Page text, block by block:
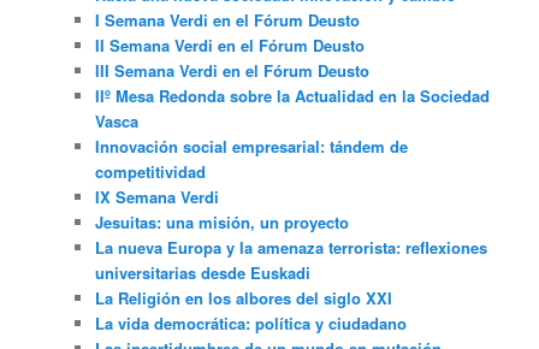
I Semana Verdi en el Fórum Deusto
II Semana Verdi en el Fórum Deusto
III Semana Verdi en el Fórum Deusto
IIº Mesa Redonda sobre la Actualidad en la Sociedad
Vasca
Innovación social empresarial: tándem de
competitividad
IX Semana Verdi
Jesuitas: una misión, un proyecto
La nueva Europa y la amenaza terrorista: reflexiones
universitarias desde Euskadi
La Religión en los albores del siglo XXI
La vida democrática: política y ciudadano